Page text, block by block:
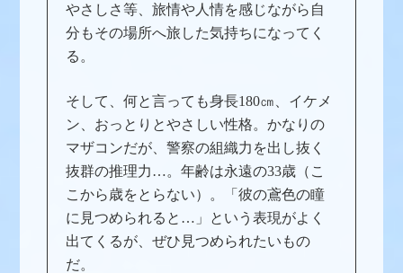
やさしさ等、旅情や人情を感じながら自
分もその場所へ旅した気持ちになってく
る。
そして、何と言っても身長180㎝、イケメ
ン、おっとりとやさしい性格。かなりの
マザコンだが、警察の組織力を出し抜く
抜群の推理力…。年齢は永遠の33歳（こ
こから歳をとらない）。「彼の鳶色の瞳
に見つめられると…」という表現がよく
出てくるが、ぜひ見つめられたいもの
だ。